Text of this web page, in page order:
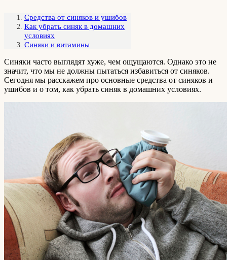
Средства от синяков и ушибов
Как убрать синяк в домашних
условиях
Синяки и витамины
Синяки часто выглядят хуже, чем ощущаются. Однако это не
значит, что мы не должны пытаться избавиться от синяков.
Сегодня мы расскажем про основные средства от синяков и
ушибов и о том, как убрать синяк в домашних условиях.